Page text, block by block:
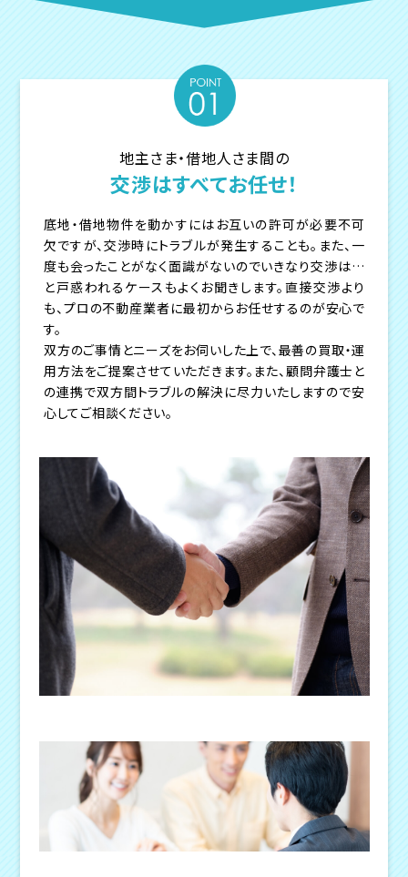
地主さま・借地人さま間の
交渉はすべてお任せ！
底地・借地物件を動かすにはお互いの許可が必要不可
欠ですが、交渉時にトラブルが発生することも。また、一
度も会ったことがなく面識がないのでいきなり交渉は…
と戸惑われるケースもよくお聞きします。直接交渉より
も、プロの不動産業者に最初からお任せするのが安心で
す。
双方のご事情とニーズをお伺いした上で、最善の買取・運
用方法をご提案させていただきます。また、顧問弁護士と
の連携で双方間トラブルの解決に尽力いたしますので安
心してご相談ください。